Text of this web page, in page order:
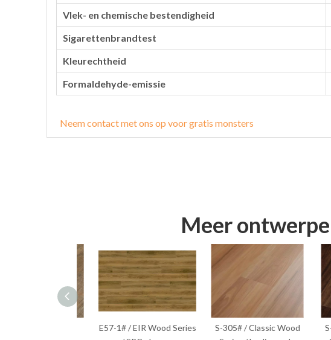
Vlek- en chemische bestendigheid
Sigarettenbrandtest
Kleurechtheid
Formaldehyde-emissie
Neem contact met ons op voor gratis monsters
Meer
E57-1# / EIR Wood Series
S-305# / Classic Wood
S-